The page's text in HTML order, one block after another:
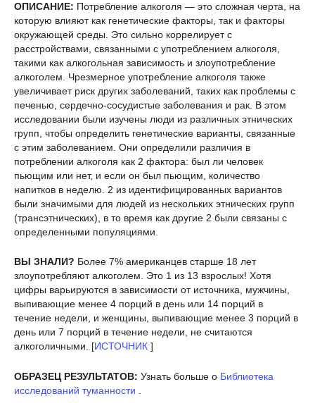
ОПИСАНИЕ: Потребление алкоголя — это сложная черта, на
которую влияют как генетические факторы, так и факторы
окружающей среды. Это сильно коррелирует с
расстройствами, связанными с употреблением алкоголя,
такими как алкогольная зависимость и злоупотребление
алкоголем. Чрезмерное употребление алкоголя также
увеличивает риск других заболеваний, таких как проблемы с
печенью, сердечно-сосудистые заболевания и рак. В этом
исследовании были изучены люди из различных этнических
групп, чтобы определить генетические варианты, связанные
с этим заболеванием. Они определили различия в
потреблении алкоголя как 2 фактора: был ли человек
пьющим или нет, и если он был пьющим, количество
напитков в неделю. 2 из идентифицированных вариантов
были значимыми для людей из нескольких этнических групп
(трансэтнических), в то время как другие 2 были связаны с
определенными популяциями.
ВЫ ЗНАЛИ? Более 7% американцев старше 18 лет
злоупотребляют алкоголем. Это 1 из 13 взрослых! Хотя
цифры варьируются в зависимости от источника, мужчины,
выпивающие менее 4 порций в день или 14 порций в
течение недели, и женщины, выпивающие менее 3 порций в
день или 7 порций в течение недели, не считаются
алкоголичными. [ИСТОЧНИК ]
ОБРАЗЕЦ РЕЗУЛЬТАТОВ: Узнать больше о Библиотека
исследований туманности